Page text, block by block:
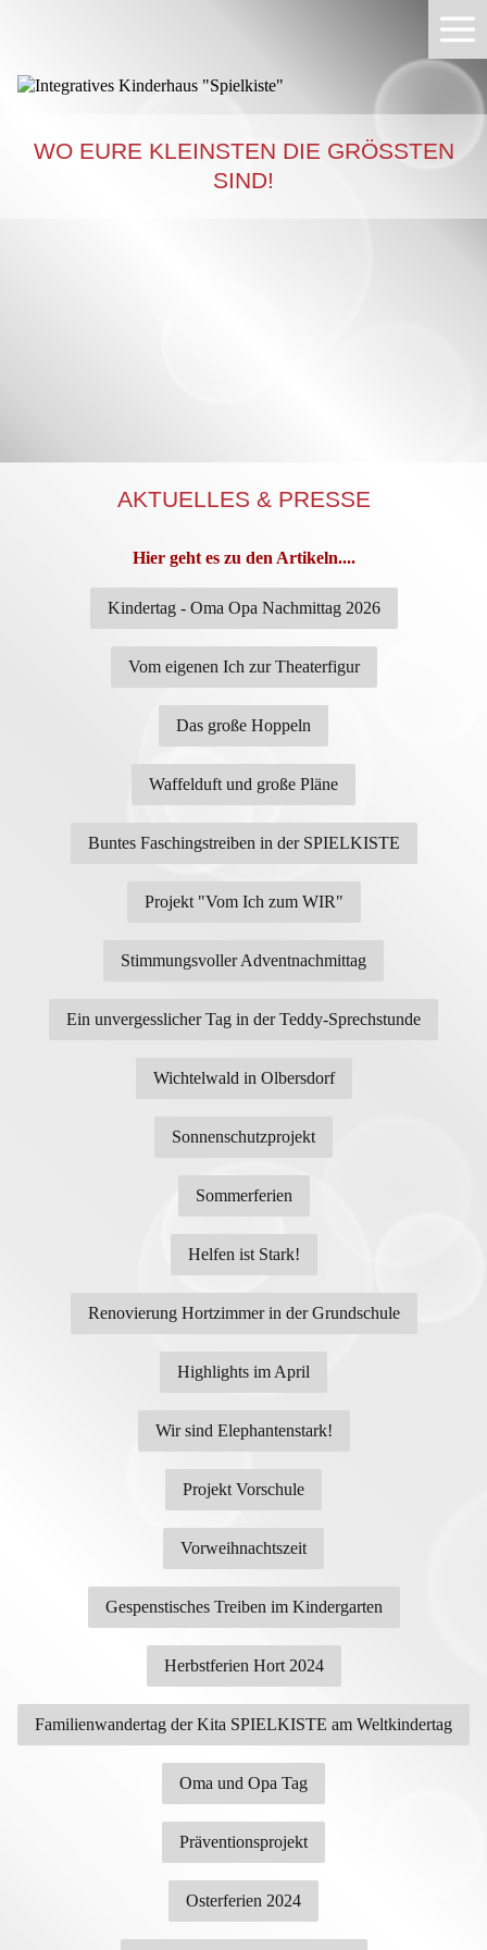
WO EURE KLEINSTEN DIE GRÖSSTEN S
IND!
AKTUELLES & PRESSE
Hier geht es zu den Artikeln....
Kindertag - Oma Opa Nachmittag 2026
Vom eigenen Ich zur Theaterfigur
Das große Hoppeln
Waffelduft und große Pläne
Buntes Faschingstreiben in der SPIELKISTE
Projekt "Vom Ich zum WIR"
Stimmungsvoller Adventnachmittag
Ein unvergesslicher Tag in der Teddy-Sprechstunde
Wichtelwald in Olbersdorf
Sonnenschutzprojekt
Sommerferien
Helfen ist Stark!
Renovierung Hortzimmer in der Grundschule
Highlights im April
Wir sind Elephantenstark!
Projekt Vorschule
Vorweihnachtszeit
Gespenstisches Treiben im Kindergarten
Herbstferien Hort 2024
Familienwandertag der Kita SPIELKISTE am Weltkindertag
Oma und Opa Tag
Präventionsprojekt
Osterferien 2024